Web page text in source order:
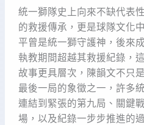
統一獅隊史上向來不缺代表
的救援傳承，更是球隊文化
平曾是統一獅守護神，後來
執教期間超越其救援紀錄，
故事更具層次，陳韻文不只
最後一局的象徵之一，許多
連結到緊張的第九局、關鍵
場，以及紀錄一步步推進的